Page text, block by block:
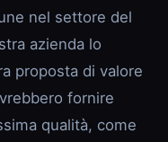
nel settore del
azienda lo
proposta di valore
fornire
qualità, come